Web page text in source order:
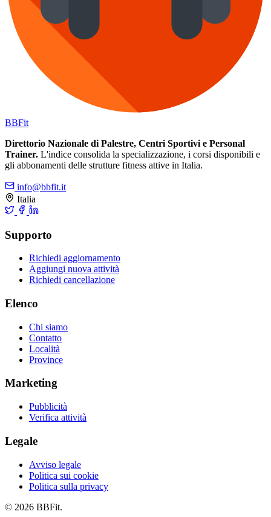
BBFit
Direttorio Nazionale di Palestre, Centri Sportivi e Personal
Trainer. L'indice consolida la specializzazione, i corsi disponibili e
gli abbonamenti delle strutture fitness attive in Italia.
info@bbfit.it
Italia
Supporto
Richiedi aggiornamento
Aggiungi nuova attività
Richiedi cancellazione
Elenco
Chi siamo
Contatto
Località
Province
Marketing
Pubblicità
Verifica attività
Legale
Avviso legale
Politica sui cookie
Politica sulla privacy
© 2026 BBFit.